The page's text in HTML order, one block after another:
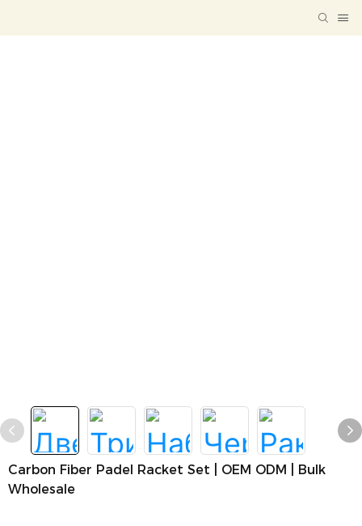
Carbon Fiber Padel Racket Set | OEM ODM | Bulk
Wholesale